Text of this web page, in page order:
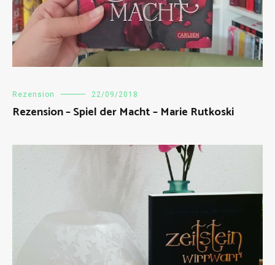
Rezension 22/09/2018
Rezension – Spiel der Macht – Marie Rutkoski